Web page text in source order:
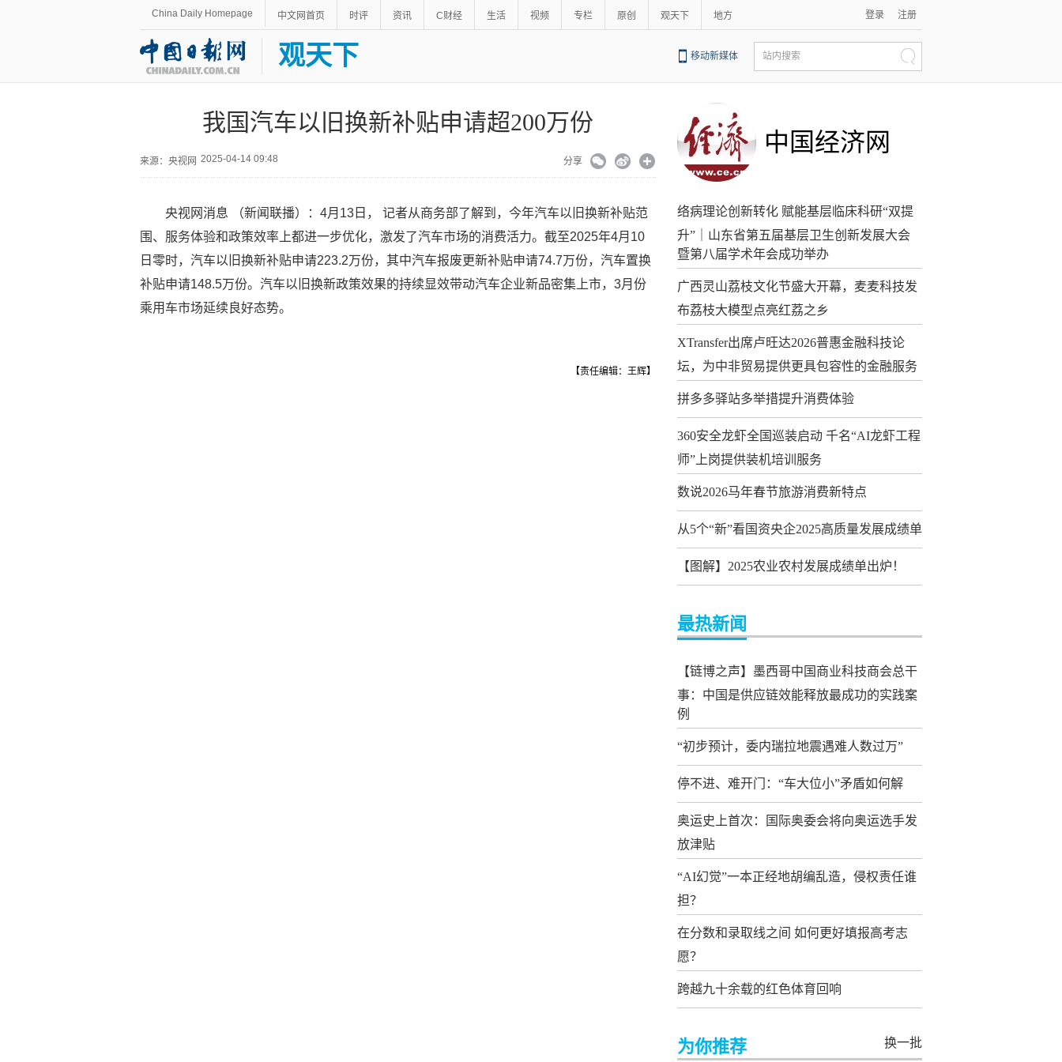
China Daily Homepage 中文网首页 时评 资讯 C财经 生活 视频 专栏 原创 观天下 地方 登录 注册
观天下 移动新媒体 站内搜索
我国汽车以旧换新补贴申请超200万份
来源：央视网 2025-04-14 09:48 分享
央视网消息 （新闻联播）：4月13日， 记者从商务部了解到，今年汽车以旧换新补贴范
围、服务体验和政策效率上都进一步优化，激发了汽车市场的消费活力。截至2025年4月10
日零时，汽车以旧换新补贴申请223.2万份，其中汽车报废更新补贴申请74.7万份，汽车置换
补贴申请148.5万份。汽车以旧换新政策效果的持续显效带动汽车企业新品密集上市，3月份
乘用车市场延续良好态势。
【责任编辑：王辉】
中国经济网
络病理论创新转化 赋能基层临床科研“双提
升”｜山东省第五届基层卫生创新发展大会
暨第八届学术年会成功举办
广西灵山荔枝文化节盛大开幕，麦麦科技发
布荔枝大模型点亮红荔之乡
XTransfer出席卢旺达2026普惠金融科技论
坛，为中非贸易提供更具包容性的金融服务
拼多多驿站多举措提升消费体验
360安全龙虾全国巡装启动 千名“AI龙虾工程
师”上岗提供装机培训服务
数说2026马年春节旅游消费新特点
从5个“新”看国资央企2025高质量发展成绩单
【图解】2025农业农村发展成绩单出炉！
最热新闻
【链博之声】墨西哥中国商业科技商会总干
事：中国是供应链效能释放最成功的实践案
例
“初步预计，委内瑞拉地震遇难人数过万”
停不进、难开门：“车大位小”矛盾如何解
奥运史上首次：国际奥委会将向奥运选手发
放津贴
“AI幻觉”一本正经地胡编乱造，侵权责任谁
担？
在分数和录取线之间 如何更好填报高考志
愿？
跨越九十余载的红色体育回响
为你推荐 换一批